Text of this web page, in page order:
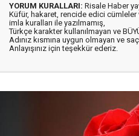
YORUM KURALLARI: Risale Haber
Küfür, hakaret, rencide edici cümleler
imla kuralları ile yazılmamış,
Türkçe karakter kullanılmayan ve
Adınız kısmına uygun olmayan ve
Anlayışınız için teşekkür ederiz.